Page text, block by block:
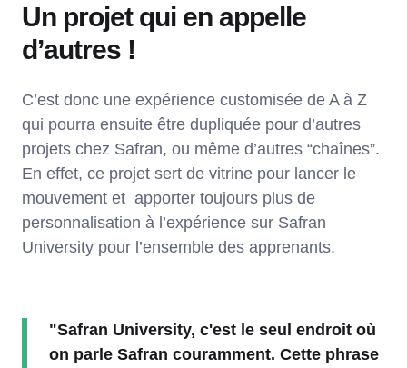
Un projet qui en appelle
d’autres !
C’est donc une expérience customisée de A à Z
qui pourra ensuite être dupliquée pour d’autres
projets chez Safran, ou même d’autres “chaînes”.
En effet, ce projet sert de vitrine pour lancer le
mouvement et apporter toujours plus de
personnalisation à l’expérience sur Safran
University pour l’ensemble des apprenants.
"Safran University, c'est le seul endroit où
on parle Safran couramment. Cette phrase